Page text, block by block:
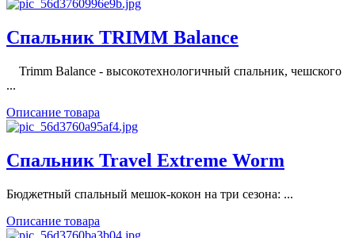
Спальник TRIMM Balance
Trimm Balance - высокотехнологичный спальник, чешского
...
Описание товара
Спальник Travel Extreme Worm
Бюджетный спальный мешок-кокон на три сезона: ...
Описание товара